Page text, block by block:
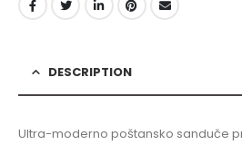
DESCRIPTION
Ultra-moderno poštansko sanduče